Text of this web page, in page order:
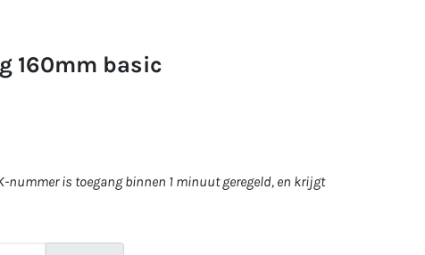
160mm basic
nummer is toegang binnen 1 minuut geregeld, en krijgt